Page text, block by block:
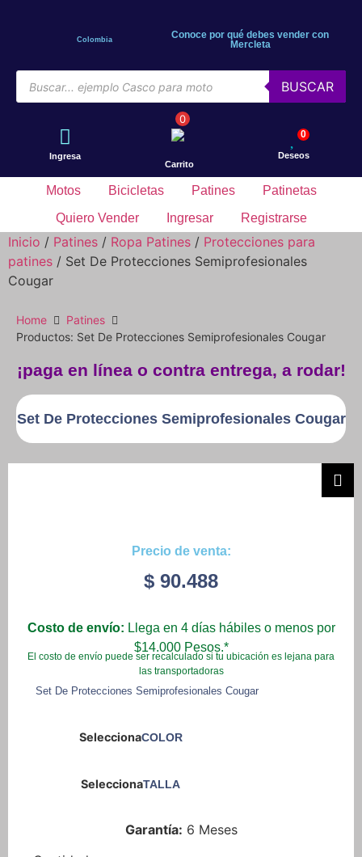
Colombia
Conoce por qué debes vender con
Mercleta
BUSCAR
Ingresa
0
Carrito
Deseos
0
Motos Bicicletas Patines
Patinetas
Quiero Vender
Ingresar Registrarse
Inicio / Patines / Ropa Patines / Protecciones para
patines / Set De Protecciones Semiprofesionales
Cougar
Home
Patines
Productos: Set De Protecciones Semiprofesionales Cougar
¡paga en línea o contra entrega, a rodar!
Set De Protecciones Semiprofesionales Cougar
Precio de venta:
$ 90.488
Costo de envío: Llega en 4 días hábiles o menos por
$14.000 Pesos.*
El costo de envío puede ser recalculado si tu ubicación es lejana para
las transportadoras
Set De Protecciones Semiprofesionales Cougar
COLOR
TALLA
Garantía: 6 Meses